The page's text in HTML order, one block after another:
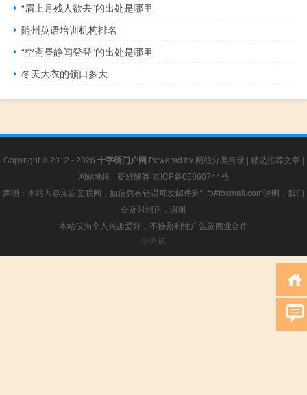
“眉上月残人欲去”的出处是哪里
随州英语培训机构排名
“空斋昼静闻登登”的出处是哪里
冬天大衣的领口多大
Copyright © 2012 - 2026 十字绣门户网 Powered by 网站分类目录 | 精选推荐文章 |
网站地图 | 疑难解答 京ICP备06060744号
声明：本站内容来自互联网，如信息有错误可发邮件到f_fb#foxmail.com说明，我们
会及时纠正，谢谢
本站仅为个人兴趣爱好，不接盈利性广告及商业合作
小男孩